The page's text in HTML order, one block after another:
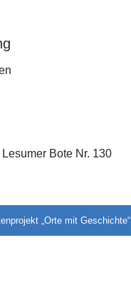
Lesumer Bote Nr. 130
„Orte mit Geschichte“